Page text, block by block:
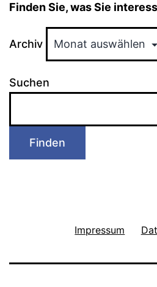
Finden Sie, was Sie
Archiv
Suchen
Finden
Impressum